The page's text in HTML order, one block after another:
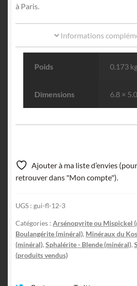
à Paris.
Informations
Poids 0.173
Dimensions 6.8 ×
Ajouter à ma liste d’envies
retrouver dans "Mon compte").
UGS : gui-fl-12-3
Catégories : Arsénopyrite ou Mispickel
Boulangérite (minéral), Minéraux du
(minéral), Sphalérite - Blende (minéral),
(produits vendus)